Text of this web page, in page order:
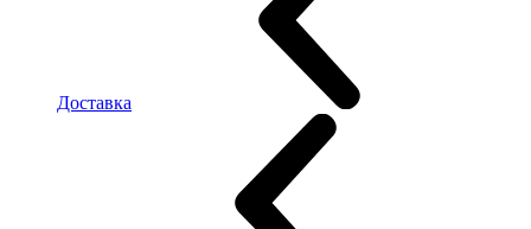
Доставка